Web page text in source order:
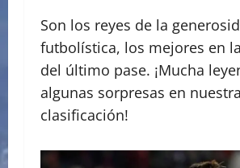
Son los reyes de la
futbolística, los mejores en
del último pase. ¡Mucha
algunas sorpresas en nuestra
clasificación!